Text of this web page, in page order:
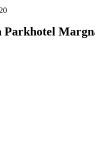
Parkhotel